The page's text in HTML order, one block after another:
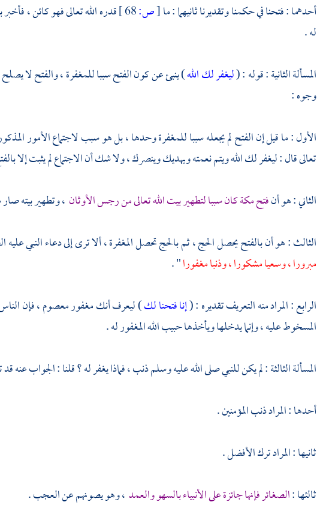
أحدهما : فتحنا في حكمنا وتقديرنا ثانيهما : ما[ص:
قدره الله تعالى فهو كائن ،
له .
المسألة الثانية : قوله : (ليغفر لك الله) ينبئ عن كون الفتح سببا للمغفرة ، والفتح لا
وجوه :
الأول : ما قيل إن الفتح لم يجعله سببا للمغفرة وحدها ، بل هو سبب لاجتماع الأمور
تعالى قال : ليغفر لك الله ويتم نعمته ويهديك وينصرك ، ولا شك أن الاجتماع لم يثبت إلا
الثاني : هو أنفتحمكةكان سببا لتطهير بيت الله تعالى من رجس الأوثان ، وتطهير بيته
الثالث : هو أن بالفتح يحصل الحج ، ثم بالحج تحصل المغفرة ، ألا ترى إلى دعاء النبي
مبرورا ، وسعيا مشكورا ، وذنبا مغفورا" .
الرابع : المراد منه التعريف تقديره : (إنا فتحنا لك) ليعرف أنك مغفور معصوم ، فإن الناس
المسخوط عليه ، وإنما يدخلها ويأخذها حبيب الله المغفور له .
المسألة الثالثة : لم يكن للنبي صلى الله عليه وسلم ذنب ، فماذا يغفر له ؟ قلنا : الجواب عنه
أحدها : المراد ذنب المؤمنين .
ثانيها : المراد ترك الأفضل .
ثالثها :الصغائر فإنها جائزة على الأنبياء بالسهو والعمد، وهو يصونهم عن العجب .